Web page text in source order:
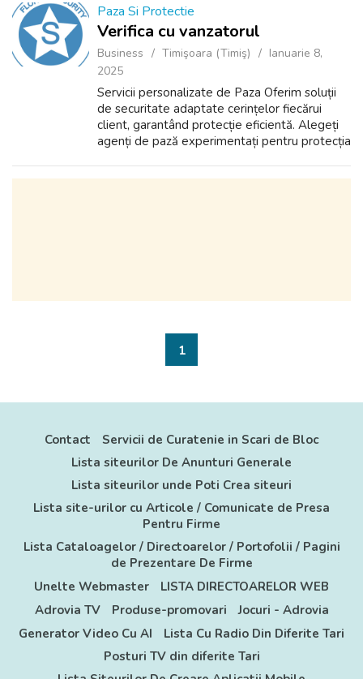
Paza Si Protectie
Verifica cu vanzatorul
Business Timişoara (Timiş)
Ianuarie 8,
2025
Servicii personalizate de Paza Oferim soluții
de securitate adaptate cerințelor fiecărui
client, garantând protecție eficientă. Alegeți
agenți de pază experimentați pentru protecția
1
Contact
Servicii de Curatenie in Scari de Bloc
Lista siteurilor De Anunturi Generale
Lista siteurilor unde Poti Crea siteuri
Lista site-urilor cu Articole / Comunicate de Presa
Pentru Firme
Lista Cataloagelor / Directoarelor / Portofolii / Pagini
de Prezentare De Firme
Unelte Webmaster
LISTA DIRECTOARELOR WEB
Adrovia TV
Produse-promovari
Jocuri - Adrovia
Generator Video Cu AI
Lista Cu Radio Din Diferite Tari
Posturi TV din diferite Tari